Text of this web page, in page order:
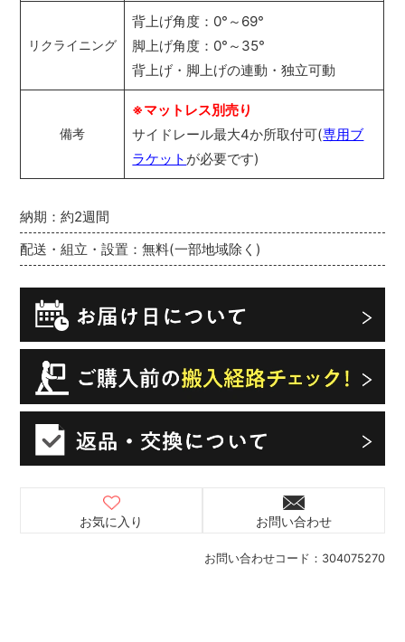
お問い合わせコード： 304075270
納期：約2週間
配送・組立・設置：無料(一部地域除く)
お気に入り お問い合わせ
リクライニング
背上げ角度：0°～69°
脚上げ角度：0°～35°
背上げ・脚上げの連動・独立可動
備考
※マットレス別売り
サイドレール最大4か所取付可(専用ブ
ラケット が必要です)